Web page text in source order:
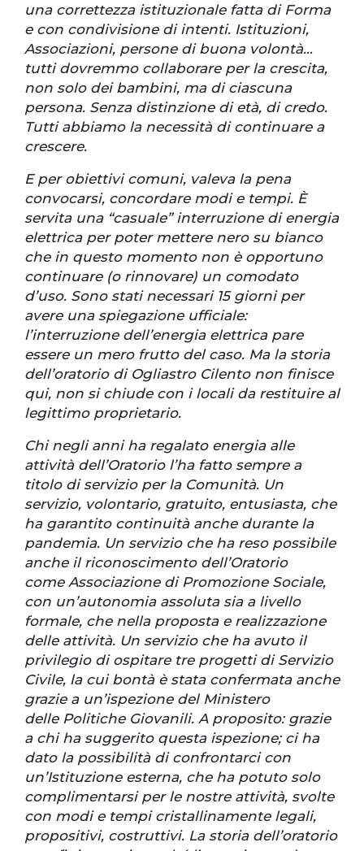
una correttezza istituzionale fatta di Forma
e con condivisione di intenti. Istituzioni,
Associazioni, persone di buona volontà…
tutti dovremmo collaborare per la crescita,
non solo dei bambini, ma di ciascuna
persona. Senza distinzione di età, di credo.
Tutti abbiamo la necessità di continuare a
crescere.
E per obiettivi comuni, valeva la pena
convocarsi, concordare modi e tempi. È
servita una “casuale” interruzione di energia
elettrica per poter mettere nero su bianco
che in questo momento non è opportuno
continuare (o rinnovare) un comodato
d’uso. Sono stati necessari 15 giorni per
avere una spiegazione ufficiale:
l’interruzione dell’energia elettrica pare
essere un mero frutto del caso. Ma la storia
dell’oratorio di Ogliastro Cilento non finisce
qui, non si chiude con i locali da restituire al
legittimo proprietario.
Chi negli anni ha regalato energia alle
attività dell’Oratorio l’ha fatto sempre a
titolo di servizio per la Comunità. Un
servizio, volontario, gratuito, entusiasta, che
ha garantito continuità anche durante la
pandemia. Un servizio che ha reso possibile
anche il riconoscimento dell’Oratorio
come Associazione di Promozione Sociale,
con un’autonomia assoluta sia a livello
formale, che nella proposta e realizzazione
delle attività. Un servizio che ha avuto il
privilegio di ospitare tre progetti di Servizio
Civile, la cui bontà è stata confermata anche
grazie a un’ispezione del Ministero
delle Politiche Giovanili. A proposito: grazie
a chi ha suggerito questa ispezione; ci ha
dato la possibilità di confrontarci con
un’Istituzione esterna, che ha potuto solo
complimentarsi per le nostre attività, svolte
con modi e tempi cristallinamente legali,
propositivi, costruttivi. La storia dell’oratorio